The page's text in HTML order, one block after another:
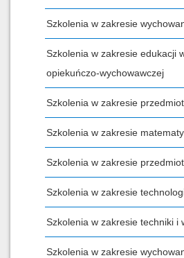
Szkolenia w zakresie
Szkolenia w zakresie edukacji
opiekuńczo-wychowawczej
Szkolenia w zakresie
Szkolenia w zakresie
Szkolenia w zakresie
Szkolenia w zakresie
Szkolenia w zakresie techniki i
Szkolenia w zakresie